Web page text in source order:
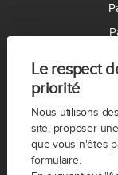
Le respect
priorité
Nous utilisons
site, proposer
que vous n'êtes
formulaire.